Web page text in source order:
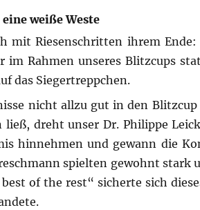
weiße Weste
mit Riesenschritten ihrem
im Rahmen unseres Blitzcups
das Siegertreppchen.
nicht allzu gut in den
ließ, dreht unser Dr. Philippe
hinnehmen und gewann die
spielten gewohnt
of the rest“ sicherte sich